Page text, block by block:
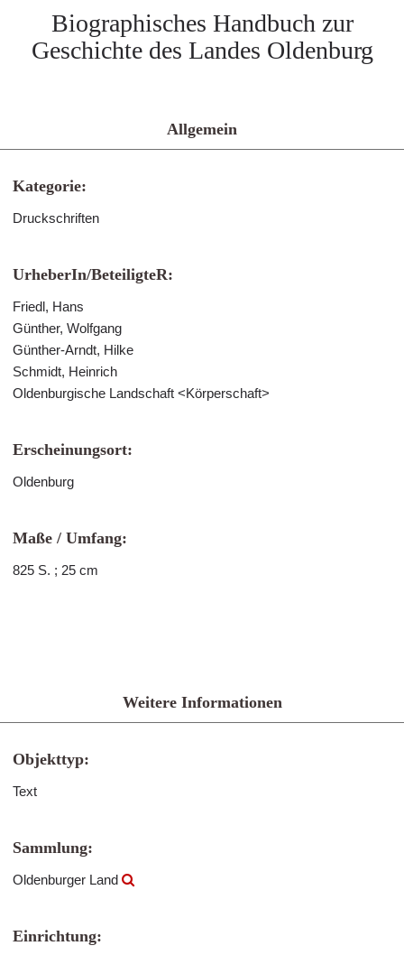
Biographisches Handbuch zur
Geschichte des Landes Oldenburg
Allgemein
Kategorie:
Druckschriften
UrheberIn/BeteiligteR:
Friedl, Hans
Günther, Wolfgang
Günther-Arndt, Hilke
Schmidt, Heinrich
Oldenburgische Landschaft <Körperschaft>
Erscheinungsort:
Oldenburg
Maße / Umfang:
825 S. ; 25 cm
Weitere Informationen
Objekttyp:
Text
Sammlung:
Oldenburger Land
Einrichtung: